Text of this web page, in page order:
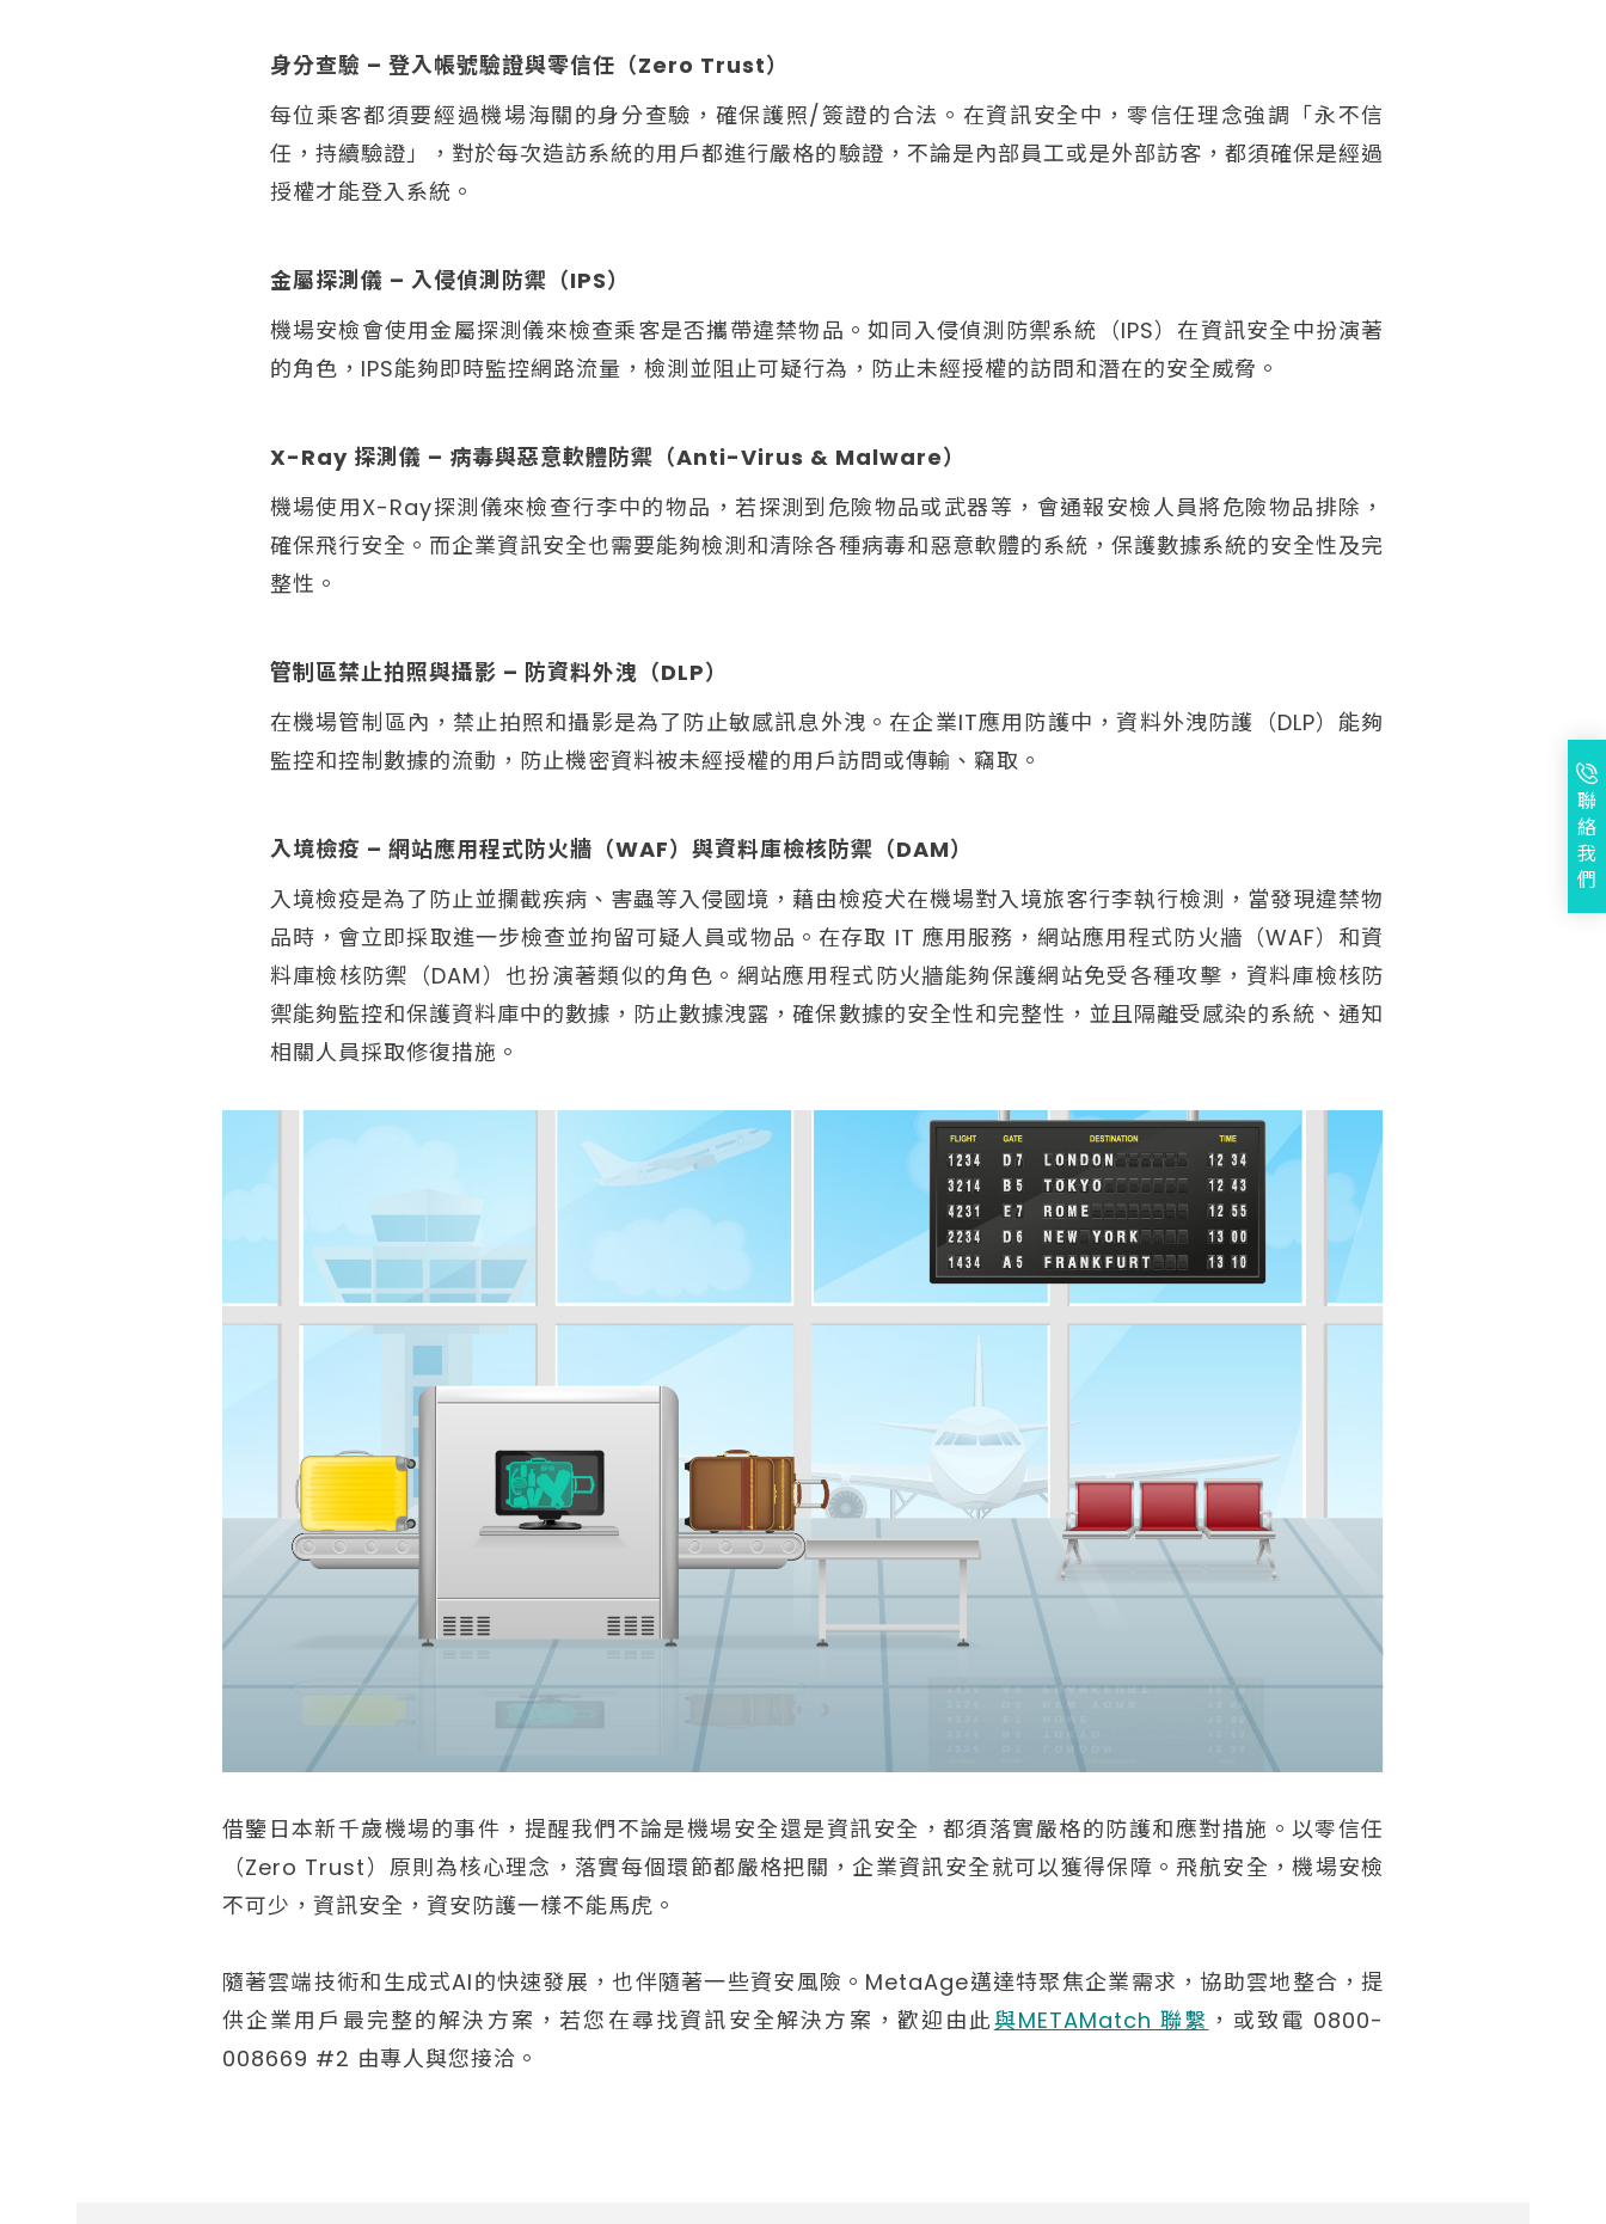
身分查驗 – 登入帳號驗證與零信任（Zero Trust）
每位乘客都須要經過機場海關的身分查驗，確保護照/簽證的合法。在資訊安全中，零信任理念強調「永不信
任，持續驗證」，對於每次造訪系統的用戶都進行嚴格的驗證，不論是內部員工或是外部訪客，都須確保是經過
授權才能登入系統。
金屬探測儀 – 入侵偵測防禦（IPS）
機場安檢會使用金屬探測儀來檢查乘客是否攜帶違禁物品。如同入侵偵測防禦系統（IPS）在資訊安全中扮演著
的角色，IPS能夠即時監控網路流量，檢測並阻止可疑行為，防止未經授權的訪問和潛在的安全威脅。
X-Ray 探測儀 – 病毒與惡意軟體防禦（Anti-Virus & Malware）
機場使用X-Ray探測儀來檢查行李中的物品，若探測到危險物品或武器等，會通報安檢人員將危險物品排除，
確保飛行安全。而企業資訊安全也需要能夠檢測和清除各種病毒和惡意軟體的系統，保護數據系統的安全性及完
整性。
管制區禁止拍照與攝影 – 防資料外洩（DLP）
在機場管制區內，禁止拍照和攝影是為了防止敏感訊息外洩。在企業IT應用防護中，資料外洩防護（DLP）能夠
監控和控制數據的流動，防止機密資料被未經授權的用戶訪問或傳輸、竊取。
入境檢疫 – 網站應用程式防火牆（WAF）與資料庫檢核防禦（DAM）
入境檢疫是為了防止並攔截疾病、害蟲等入侵國境，藉由檢疫犬在機場對入境旅客行李執行檢測，當發現違禁物
品時，會立即採取進一步檢查並拘留可疑人員或物品。在存取 IT 應用服務，網站應用程式防火牆（WAF）和資
料庫檢核防禦（DAM）也扮演著類似的角色。網站應用程式防火牆能夠保護網站免受各種攻擊，資料庫檢核防
禦能夠監控和保護資料庫中的數據，防止數據洩露，確保數據的安全性和完整性，並且隔離受感染的系統、通知
相關人員採取修復措施。
借鑒日本新千歲機場的事件，提醒我們不論是機場安全還是資訊安全，都須落實嚴格的防護和應對措施。以零信任
（Zero Trust）原則為核心理念，落實每個環節都嚴格把關，企業資訊安全就可以獲得保障。飛航安全，機場安檢
不可少，資訊安全，資安防護一樣不能馬虎。
隨著雲端技術和生成式AI的快速發展，也伴隨著一些資安風險。MetaAge邁達特聚焦企業需求，協助雲地整合，提
供企業用戶最完整的解決方案，若您在尋找資訊安全解決方案，歡迎由此與METAMatch 聯繫 ，或致電 0800-
008669 #2 由專人與您接洽。
聯
絡
我
們